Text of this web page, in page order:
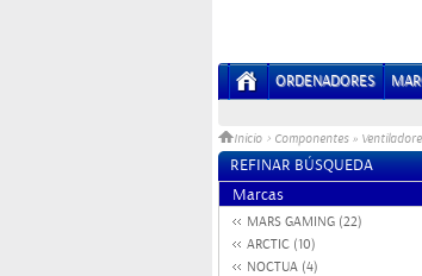
ORDENADORES
Inicio > Componentes »
REFINAR BÚSQUEDA
Marcas
MARS GAMING (22)
ARCTIC (10)
NOCTUA (4)